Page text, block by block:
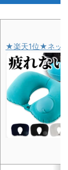
★楽天1位★ネッ